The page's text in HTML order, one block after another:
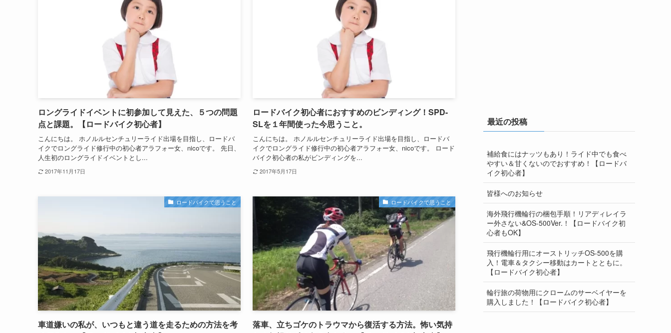
ロングライドイベントに初参加して見えた、５つの問題
点と課題。【ロードバイク初心者】
こんにちは。 ホノルルセンチュリーライド出場を目指し、ロードバ
イクでロングライド修行中の初心者アラフォー女、nicoです。 先日、
人生初のロングライドイベントとし...
2017年11月17日
ロードバイク初心者におすすめのビンディング！SPD-
SLを１年間使った今思うこと。
こんにちは。 ホノルルセンチュリーライド出場を目指し、ロードバ
イクでロングライド修行中の初心者アラフォー女、nicoです。 ロード
バイク初心者の私がビンディングを...
2017年5月17日
ロードバイクで思うこと
車道嫌いの私が、いつもと違う道を走るための方法を考
ロードバイクで思うこと
落車、立ちゴケのトラウマから復活する方法。怖い気持
最近の投稿
補給食にはナッツもあり！ライド中でも食べ
やすい＆甘くないのでおすすめ！【ロードバ
イク初心者】
皆様へのお知らせ
海外飛行機輪行の梱包手順！リアディレイラ
ー外さない&OS-500Ver.！【ロードバイク初
心者もOK】
飛行機輪行用にオーストリッチOS-500を購
入！電車＆タクシー移動はカートとともに。
【ロードバイク初心者】
輪行旅の荷物用にクロームのサーベイヤーを
購入しました！【ロードバイク初心者】